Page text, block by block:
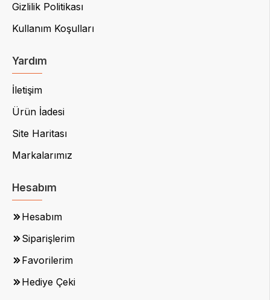
Gizlilik Politikası
Kullanım Koşulları
Yardım
İletişim
Ürün İadesi
Site Haritası
Markalarımız
Hesabım
Hesabım
Siparişlerim
Favorilerim
Hediye Çeki